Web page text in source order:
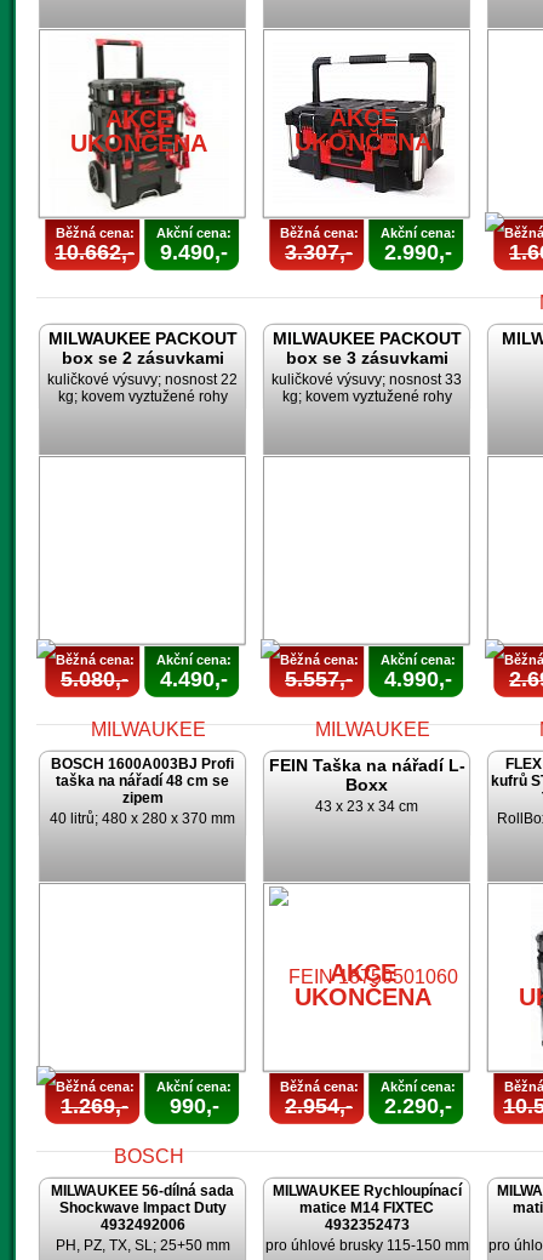
AKCE
UKONČENA
AKCE
UKONČENA
AKCE
UKONČENA
Běžná cena:
10.662,-
Akční cena:
9.490,-
AKCE
UKONČENA
Běžná cena:
3.307,-
Akční cena:
2.990,-
MILWAUKEE PACKOUT
box se 2 zásuvkami
kuličkové výsuvy; nosnost 22
kg; kovem vyztužené rohy
Běžná cena:
5.080,-
Akční cena:
4.490,-
MILWAUKEE PACKOUT
box se 3 zásuvkami
kuličkové výsuvy; nosnost 33
kg; kovem vyztužené rohy
Běžná cena:
5.557,-
Akční cena:
4.990,-
BOSCH 1600A003BJ Profi
taška na nářadí 48 cm se
zipem
40 litrů; 480 x 280 x 370 mm
Běžná cena:
1.269,-
Akční cena:
990,-
FEIN Taška na nářadí L-
Boxx
43 x 23 x 34 cm
AKCE
UKONČENA
Běžná cena:
2.954,-
Akční cena:
2.290,-
kufrů
MILWAUKEE 56-dílná sada
Shockwave Impact Duty
4932492006
PH, PZ, TX, SL; 25+50 mm
MILWAUKEE Rychloupínací
matice M14 FIXTEC
4932352473
pro úhlové brusky 115-150 mm
pro